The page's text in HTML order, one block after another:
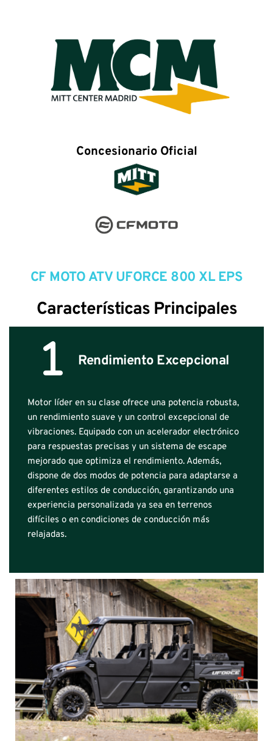
Concesionario Oficial
CF MOTO ATV UFORCE 800 XL EPS
Características Principales
Rendimiento Excepcional
Motor líder en su clase ofrece una potencia robusta,
un rendimiento suave y un control excepcional de
vibraciones. Equipado con un acelerador electrónico
para respuestas precisas y un sistema de escape
mejorado que optimiza el rendimiento. Además,
dispone de dos modos de potencia para adaptarse a
diferentes estilos de conducción, garantizando una
experiencia personalizada ya sea en terrenos
difíciles o en condiciones de conducción más
relajadas.